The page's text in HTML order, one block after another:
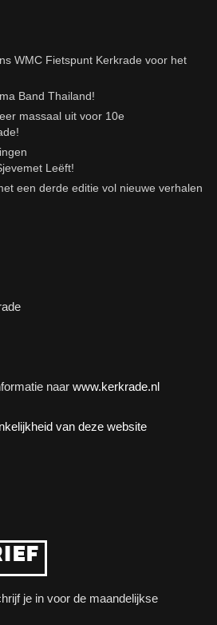
WMC Fietspunt Kerkrade voor het
Band Thailand!
massaal uit voor 10e
Leëft!
een derde editie vol nieuwe verhalen
naar www.kerkrade.nl
van deze website
je in voor de maandelijkse